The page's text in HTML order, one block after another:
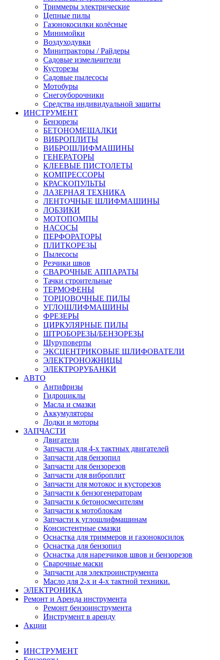
Триммеры электрические
Цепные пилы
Газонокосилки колёсные
Минимойки
Воздуходувки
Минитракторы / Райдеры
Садовые измельчители
Кусторезы
Садовые пылесосы
Мотобуры
Снегоуборочники
Средства индивидуальной защиты
ИНСТРУМЕНТ
Бензорезы
БЕТОНОМЕШАЛКИ
ВИБРОПЛИТЫ
ВИБРОШЛИФМАШИНЫ
ГЕНЕРАТОРЫ
КЛЕЕВЫЕ ПИСТОЛЕТЫ
КОМПРЕССОРЫ
КРАСКОПУЛЬТЫ
ЛАЗЕРНАЯ ТЕХНИКА
ЛЕНТОЧНЫЕ ШЛИФМАШИНЫ
ЛОБЗИКИ
МОТОПОМПЫ
НАСОСЫ
ПЕРФОРАТОРЫ
ПЛИТКОРЕЗЫ
Пылесосы
Резчики швов
СВАРОЧНЫЕ АППАРАТЫ
Тачки строительные
ТЕРМОФЕНЫ
ТОРЦОВОЧНЫЕ ПИЛЫ
УГЛОШЛИФМАШИНЫ
ФРЕЗЕРЫ
ЦИРКУЛЯРНЫЕ ПИЛЫ
ШТРОБОРЕЗЫ/БЕНЗОРЕЗЫ
Шуруповерты
ЭКСЦЕНТРИКОВЫЕ ШЛИФОВАТЕЛИ
ЭЛЕКТРОНОЖНИЦЫ
ЭЛЕКТРОРУБАНКИ
АВТО
Антифризы
Гидроциклы
Масла и смазки
Аккумуляторы
Лодки и моторы
ЗАПЧАСТИ
Двигатели
Запчасти для 4-х тактных двигателей
Запчасти для бензопил
Запчасти для бензорезов
Запчасти для виброплит
Запчасти для мотокос и кусторезов
Запчасти к бензогенераторам
Запчасти к бетоносмесителям
Запчасти к мотоблокам
Запчасти к углошлифмашинам
Консистентные смазки
Оснастка для триммеров и газонокосилок
Оснастка для бензопил
Оснастка для нарезчиков швов и бензорезов
Сварочные маски
Запчасти для электроинструмента
Масло для 2-х и 4-х тактной техники.
ЭЛЕКТРОНИКА
Ремонт и Аренда инструмента
Ремонт бензоинструмента
Инструмент в аренду
Акции
ИНСТРУМЕНТ